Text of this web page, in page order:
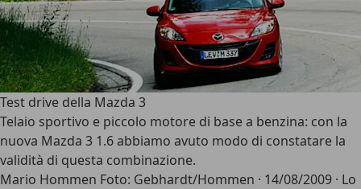
Test drive della Mazda 3
Telaio sportivo e piccolo motore di base a benzina: con la
nuova Mazda 3 1.6 abbiamo avuto modo di constatare la
validità di questa combinazione.
Mario Hommen Foto: Gebhardt/Hommen · 14/08/2009 · Lo